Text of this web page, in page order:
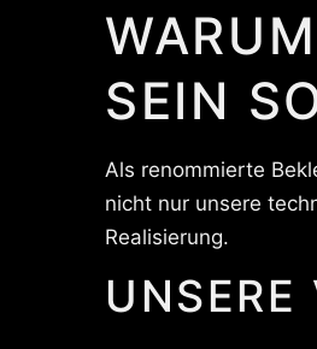
SEIN
Als renommierte
nicht nur unsere
Realisierung.